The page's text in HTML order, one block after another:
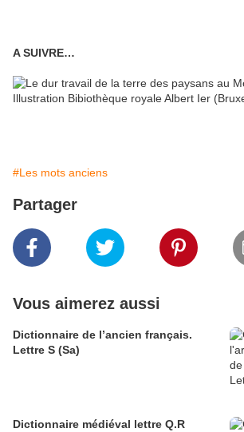
A SUIVRE…
#Les mots anciens
Partager
Vous aimerez aussi
Dictionnaire de l’ancien français.
Lettre S (Sa)
Dictionnaire médiéval lettre Q.R